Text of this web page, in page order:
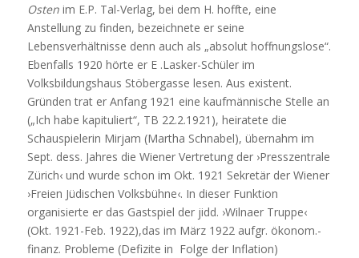
Ostenim E.P. Tal-Verlag, bei dem H. hoffte, eine
Anstellung zu finden, bezeichnete er seine
Lebensverhältnisse denn auch als „absolut hoffnungslose“.
Ebenfalls 1920 hörte er E .Lasker-Schüler im
Volksbildungshaus Stöbergasse lesen. Aus existent.
Gründen trat er Anfang 1921 eine kaufmännische Stelle an
(„Ich habe kapituliert“, TB 22.2.1921), heiratete die
Schauspielerin Mirjam (Martha Schnabel), übernahm im
Sept. dess. Jahres die Wiener Vertretung der ›Presszentrale
Zürich‹ und wurde schon im Okt. 1921 Sekretär der Wiener
›Freien Jüdischen Volksbühne‹. In dieser Funktion
organisierte er das Gastspiel der jidd. ›Wilnaer Truppe‹
(Okt. 1921-Feb. 1922),das im März 1922 aufgr. ökonom.-
finanz. Probleme (Defizite in Folge der Inflation)